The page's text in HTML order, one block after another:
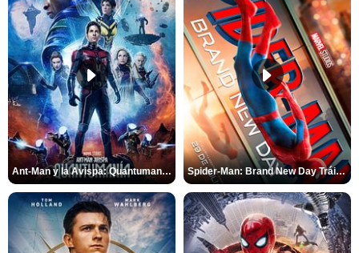
Ant-Man y la Avispa: Quantumanía Tráiler (2) Spider-Man: Brand New Day Tráiler (3)